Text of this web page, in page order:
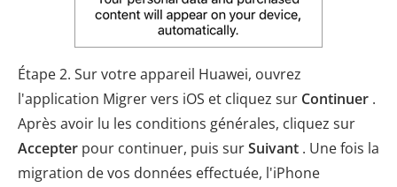
Étape 2. Sur votre appareil Huawei, ouvrez
l'application Migrer vers iOS et cliquez sur Continuer .
Après avoir lu les conditions générales, cliquez sur
Accepter pour continuer, puis surSuivant . Une fois la
migration de vos données effectuée, l'iPhone